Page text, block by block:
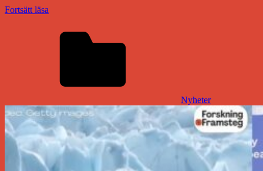
Fortsätt läsa
Nyheter